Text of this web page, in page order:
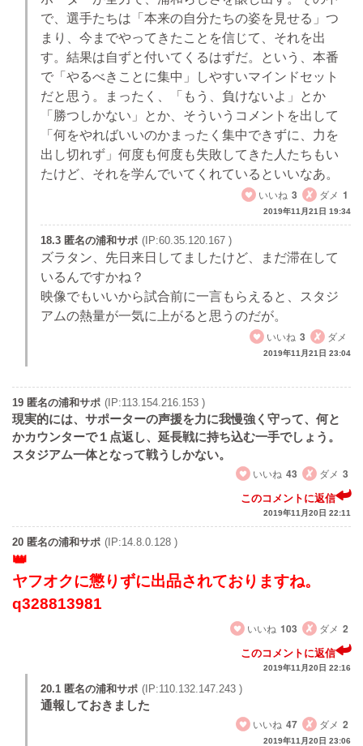
で、選手たちは「本来の自分たちの姿を見せる」つ
まり、今までやってきたことを信じて、それを出
す。結果は自ずと付いてくるはずだ。という、本番
で「やるべきことに集中」しやすいマインドセット
だと思う。まったく、「もう、負けないよ」とか
「勝つしかない」とか、そういうコメントを出して
「何をやればいいのかまったく集中できずに、力を
出し切れず」何度も何度も失敗してきた人たちもい
たけど、それを学んでいてくれているといいなあ。
いいね 3 ダメ 1
2019年11月21日 19:34
18.3 匿名の浦和サポ (IP:60.35.120.167 )
ズラタン、先日来日してましたけど、まだ滞在して
いるんですかね？
映像でもいいから試合前に一言もらえると、スタジ
アムの熱量が一気に上がると思うのだが。
いいね 3 ダメ
2019年11月21日 23:04
19 匿名の浦和サポ (IP:113.154.216.153 )
現実的には、サポーターの声援を力に我慢強く守って、何と
かカウンターで１点返し、延長戦に持ち込む一手でしょう。
スタジアム一体となって戦うしかない。
いいね 43 ダメ 3
このコメントに返信
2019年11月20日 22:11
20 匿名の浦和サポ (IP:14.8.0.128 )
ヤフオクに懲りずに出品されておりますね。
q328813981
いいね 103 ダメ 2
このコメントに返信
2019年11月20日 22:16
20.1 匿名の浦和サポ (IP:110.132.147.243 )
通報しておきました
いいね 47 ダメ 2
2019年11月20日 23:06